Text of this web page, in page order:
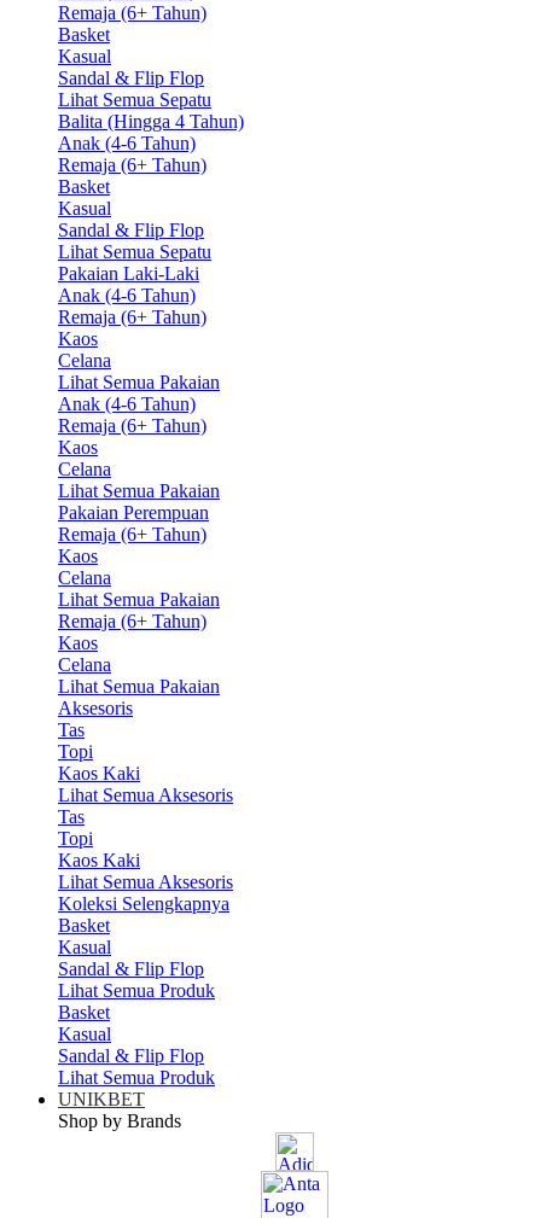
Remaja (6+ Tahun)
Basket
Kasual
Sandal & Flip Flop
Lihat Semua Sepatu
Balita (Hingga 4 Tahun)
Anak (4-6 Tahun)
Remaja (6+ Tahun)
Basket
Kasual
Sandal & Flip Flop
Lihat Semua Sepatu
Pakaian Laki-Laki
Anak (4-6 Tahun)
Remaja (6+ Tahun)
Kaos
Celana
Lihat Semua Pakaian
Anak (4-6 Tahun)
Remaja (6+ Tahun)
Kaos
Celana
Lihat Semua Pakaian
Pakaian Perempuan
Remaja (6+ Tahun)
Kaos
Celana
Lihat Semua Pakaian
Remaja (6+ Tahun)
Kaos
Celana
Lihat Semua Pakaian
Aksesoris
Tas
Topi
Kaos Kaki
Lihat Semua Aksesoris
Tas
Topi
Kaos Kaki
Lihat Semua Aksesoris
Koleksi Selengkapnya
Basket
Kasual
Sandal & Flip Flop
Lihat Semua Produk
Basket
Kasual
Sandal & Flip Flop
Lihat Semua Produk
UNIKBET
Shop by Brands